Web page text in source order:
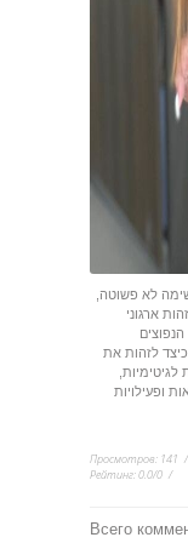
לא פשוטה,
ארגוני
לזהות את
לגיטימיות,
ופעילויות
Просмотров: 141
Рейтинг:0.0/0
Всего